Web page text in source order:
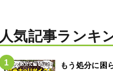
人気記事ランキ
もう処分に